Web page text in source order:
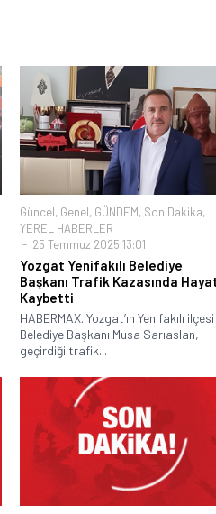
Güncel, Genel, GÜNDEM, Son Dakika,
YEREL HABERLER
25 Temmuz 2025 13:01
Yozgat Yenifakılı Belediye
Başkanı Trafik Kazasında
Kaybetti
HABERMAX. Yozgat’ın Yenifakılı ilçesi
Belediye Başkanı Musa Sarıaslan,
geçirdiği trafik...